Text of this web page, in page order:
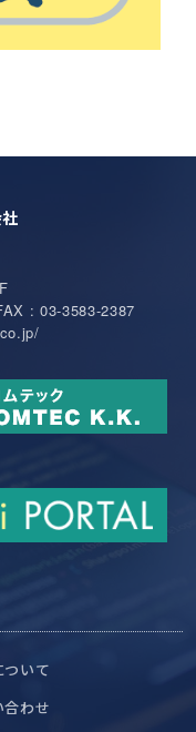
: 03-3583-2387
いて
合わせ